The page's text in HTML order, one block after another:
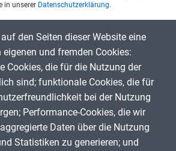
in unserer Datenschutzerklärung.
Captcha eingeben:
Gib die Zeichen aus dem Bild oben ein,
beachte Groß- und Kleinschreibung.
gib bitte die Zeichenfolge aus dem Bild
den Seiten dieser Website eine
und fremden Cookies:
Cookies, die für die Nutzung der
sind; funktionale Cookies, die für
bei der Nutzung
Performance-Cookies, die wir
Daten über die Nutzung
Statistiken zu generieren; und